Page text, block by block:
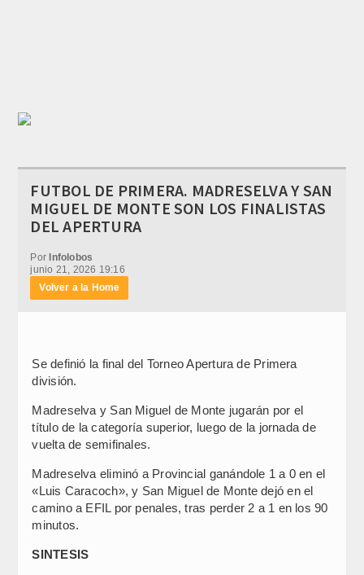
FUTBOL DE PRIMERA. MADRESELVA Y SAN
MIGUEL DE MONTE SON LOS FINALISTAS
DEL APERTURA
Por Infolobos
junio 21, 2026 19:16
Volver a la Home
Se definió la final del Torneo Apertura de Primera
división.
Madreselva y San Miguel de Monte jugarán por el
título de la categoría superior, luego de la jornada de
vuelta de semifinales.
Madreselva eliminó a Provincial ganándole 1 a 0 en el
«Luis Caracoch», y San Miguel de Monte dejó en el
camino a EFIL por penales, tras perder 2 a 1 en los 90
minutos.
SINTESIS